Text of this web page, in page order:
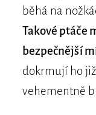
běhá na
Takové ptáče
bezpečnější
dokrmují ho
vehementně